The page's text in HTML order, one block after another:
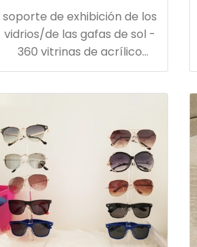
soporte de exhibición de los
vidrios/de las gafas de sol -
360 vitrinas de acrílico
giratorias